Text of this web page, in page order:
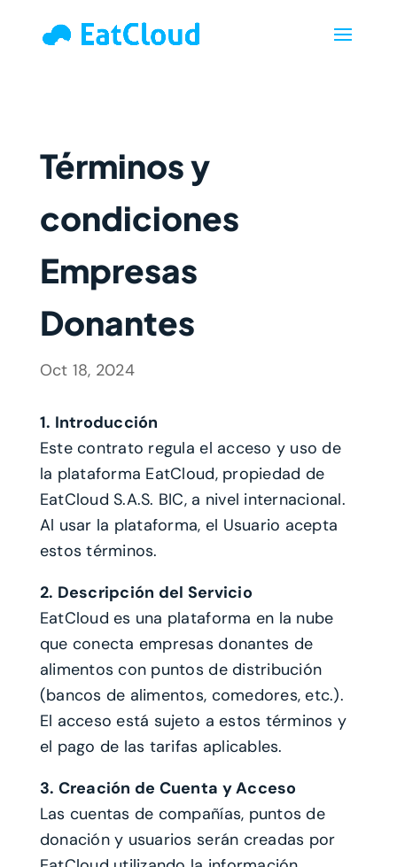
Términos y
condiciones
Empresas
Donantes
Oct 18, 2024
1. Introducción
Este contrato regula el acceso y uso de
la plataforma EatCloud, propiedad de
EatCloud S.A.S. BIC, a nivel internacional.
Al usar la plataforma, el Usuario acepta
estos términos.
2. Descripción del Servicio
EatCloud es una plataforma en la nube
que conecta empresas donantes de
alimentos con puntos de distribución
(bancos de alimentos, comedores, etc.).
El acceso está sujeto a estos términos y
el pago de las tarifas aplicables.
3. Creación de Cuenta y Acceso
Las cuentas de compañías, puntos de
donación y usuarios serán creadas por